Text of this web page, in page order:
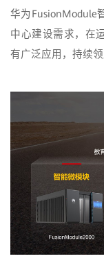
华为FusionModule
中心建设需求，在
有广泛应用，持续